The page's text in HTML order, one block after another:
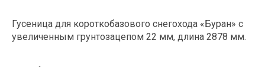
Гусеница для короткобазового снегохода «Буран» с
увеличенным грунтозацепом 22 мм, длина 2878 мм.